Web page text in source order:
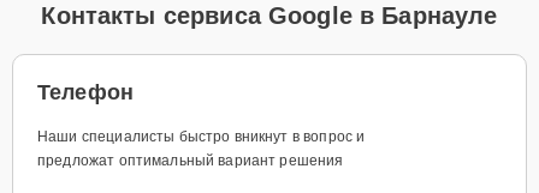
Контакты сервиса Google в Барнауле
Телефон
Наши специалисты быстро вникнут в вопрос и
предложат оптимальный вариант решения